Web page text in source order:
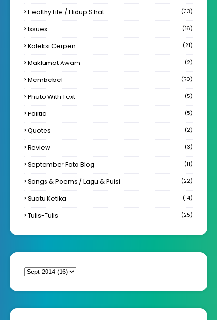
Healthy Life / Hidup Sihat (33)
Issues (16)
Koleksi Cerpen (21)
Maklumat Awam (2)
Membebel (70)
Photo With Text (5)
Politic (5)
Quotes (2)
Review (3)
September Foto Blog (11)
Songs & Poems / Lagu & Puisi (22)
Suatu Ketika (14)
Tulis-Tulis (25)